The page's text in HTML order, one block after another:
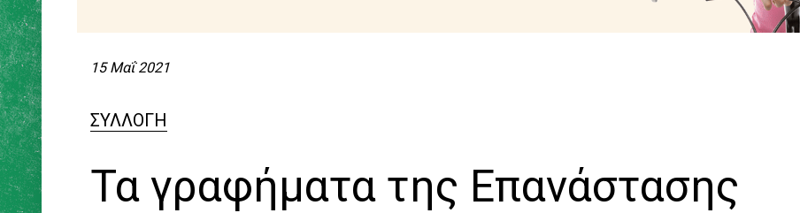
15 Μαΐ 2021
Τα γραφήματα της Επανάστασης